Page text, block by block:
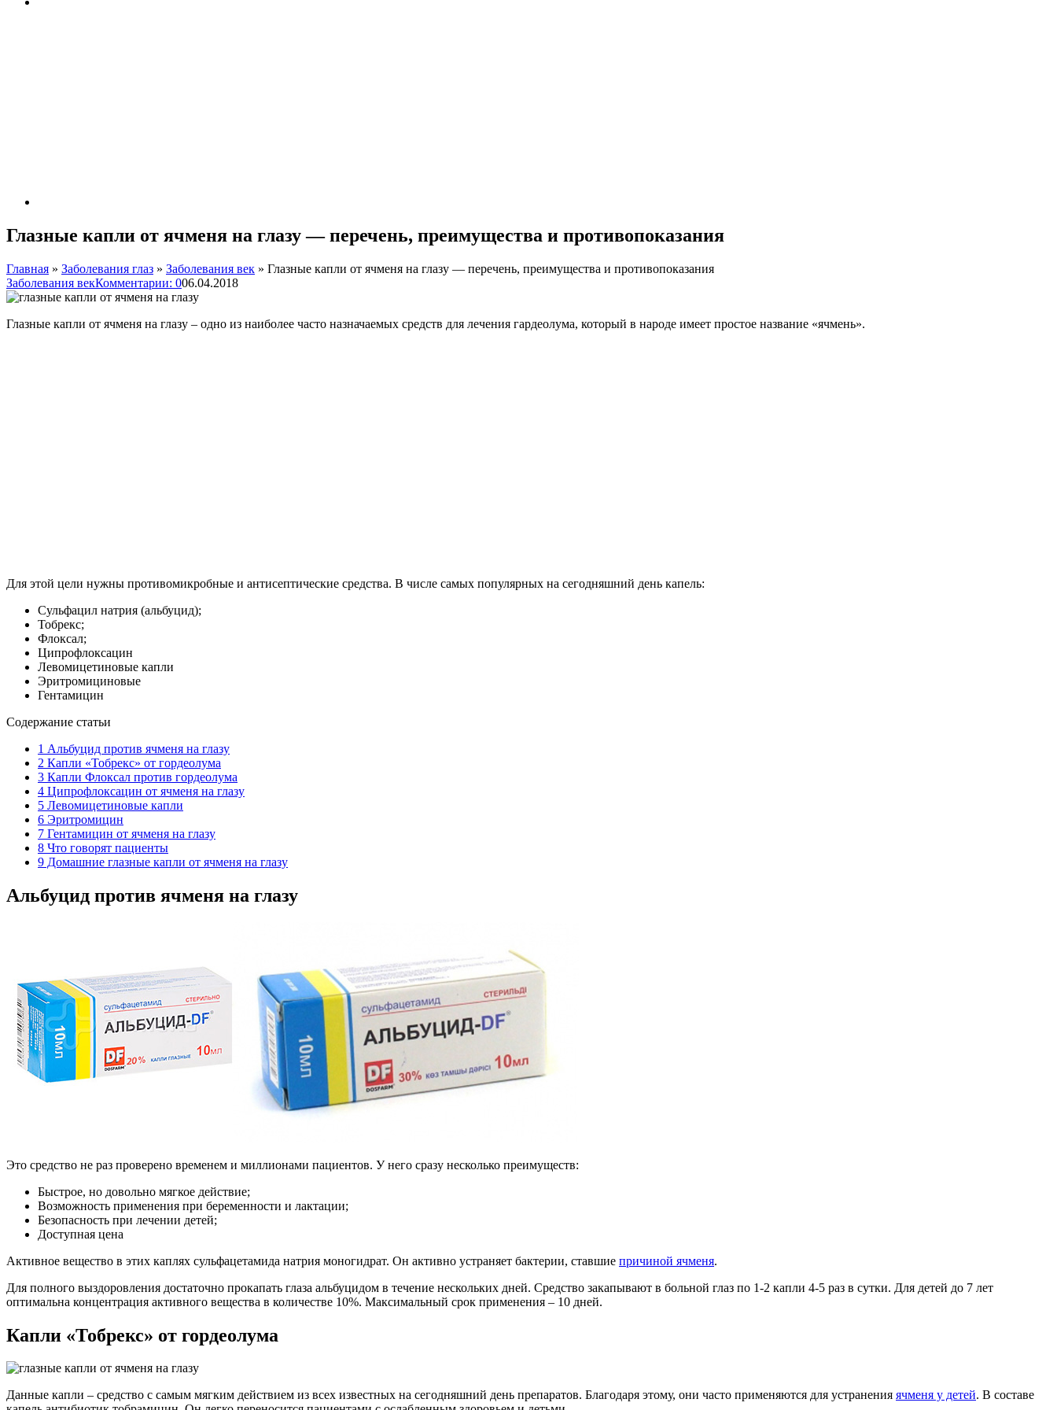
Глазные капли от ячменя на глазу — перечень, преимущества и противопоказания
Главная » Заболевания глаз » Заболевания век » Глазные капли от ячменя на глазу — перечень, преимущества и противопоказания
Заболевания векКомментарии: 006.04.2018
Глазные капли от ячменя на глазу – одно из наиболее часто назначаемых средств для лечения гардеолума, который в народе имеет простое название «ячмень».
Для этой цели нужны противомикробные и антисептические средства. В числе самых популярных на сегодняшний день капель:
Сульфацил натрия (альбуцид);
Тобрекс;
Флоксал;
Ципрофлоксацин
Левомицетиновые капли
Эритромициновые
Гентамицин
Содержание статьи
1 Альбуцид против ячменя на глазу
2 Капли «Тобрекс» от гордеолума
3 Капли Флоксал против гордеолума
4 Ципрофлоксацин от ячменя на глазу
5 Левомицетиновые капли
6 Эритромицин
7 Гентамицин от ячменя на глазу
8 Что говорят пациенты
9 Домашние глазные капли от ячменя на глазу
Альбуцид против ячменя на глазу
Это средство не раз проверено временем и миллионами пациентов. У него сразу несколько преимуществ:
Быстрое, но довольно мягкое действие;
Возможность применения при беременности и лактации;
Безопасность при лечении детей;
Доступная цена
Активное вещество в этих каплях сульфацетамида натрия моногидрат. Он активно устраняет бактерии, ставшие причиной ячменя.
Для полного выздоровления достаточно прокапать глаза альбуцидом в течение нескольких дней. Средство закапывают в больной глаз по 1-2 капли 4-5 раз в сутки. Для детей до 7 лет
оптимальна концентрация активного вещества в количестве 10%. Максимальный срок применения – 10 дней.
Капли «Тобрекс» от гордеолума
Данные капли – средство с самым мягким действием из всех известных на сегодняшний день препаратов. Благодаря этому, они часто применяются для устранения ячменя у детей. В составе